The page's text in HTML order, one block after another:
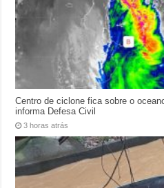
Centro de ciclone fica sobre o
informa Defesa Civil
3 horas atrás